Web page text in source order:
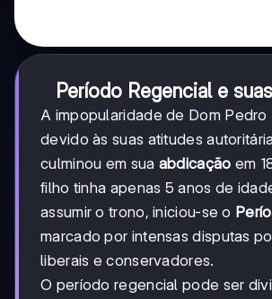
Período Regencial e
A impopularidade de Dom Pedro
devido às suas atitudes
culminou em sua abdicação em
filho tinha apenas 5 anos de
assumir o trono, iniciou-se o
marcado por intensas disputas
liberais e conservadores.
O período regencial pode ser